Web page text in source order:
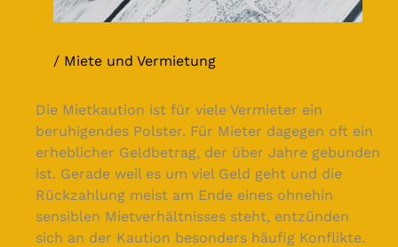
Miete und Vermietung
Die Mietkaution ist für viele Vermieter ein
beruhigendes Polster. Für Mieter dagegen oft ein
erheblicher Geldbetrag, der über Jahre gebunden
ist. Gerade weil es um viel Geld geht und die
Rückzahlung meist am Ende eines ohnehin
sensiblen Mietverhältnisses steht, entzünden
sich an der Kaution besonders häufig Konflikte.